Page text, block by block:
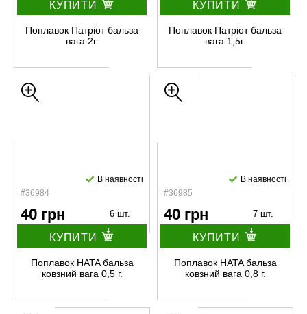
КУПИТИ
Поплавок Патріот бальза
вага 2г.
КУПИТИ
Поплавок Патріот бальза
вага 1,5г.
#36984
В наявності
40 грн 6 шт.
КУПИТИ
Поплавок HATA бальза
ковзний вага 0,5 г.
#36985
В наявності
40 грн 7 шт.
КУПИТИ
Поплавок HATA бальза
ковзний вага 0,8 г.